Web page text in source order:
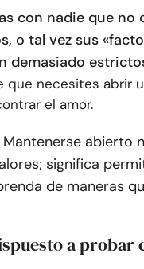
con nadie que no
o tal vez sus
demasiado
que necesites abrir
el amor.
Mantenerse abierto
significa
de maneras
a probar